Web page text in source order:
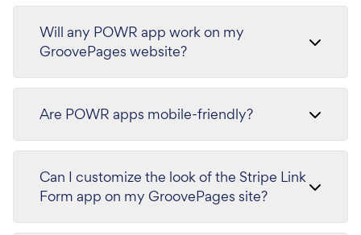
Will any POWR app work on my
GroovePages website?
Are POWR apps mobile-friendly?
Can I customize the look of the Stripe Link
Form app on my GroovePages site?